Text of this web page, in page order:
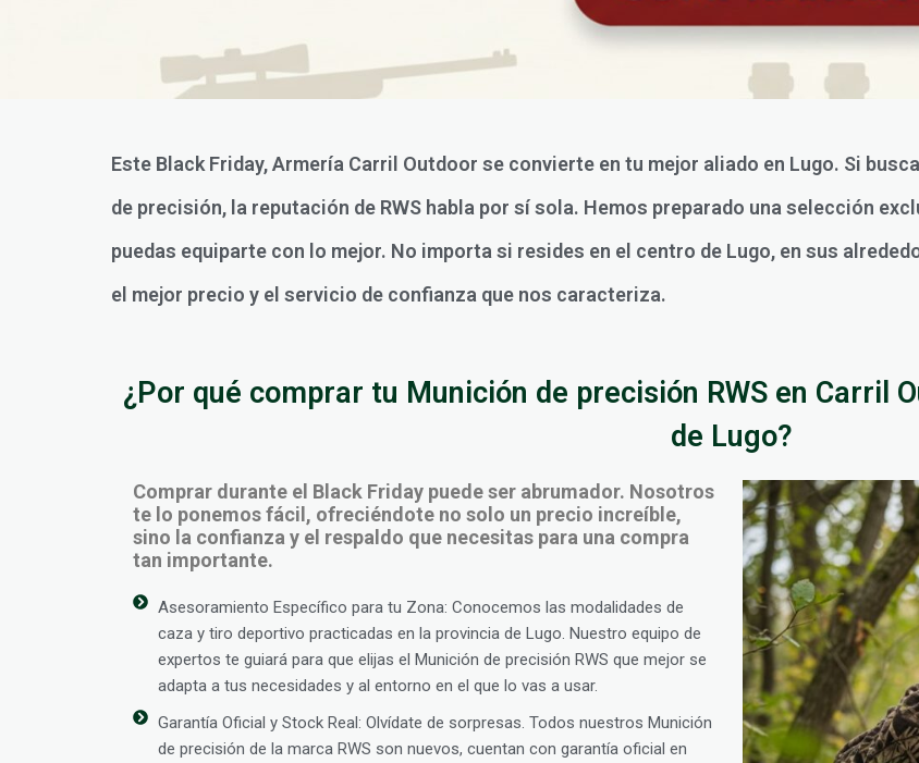
Este Black Friday, Armería Carril Outdoor se convierte en tu mejor aliado en Lugo. Si
de precisión, la reputación de RWS habla por sí sola. Hemos preparado una selección
puedas equiparte con lo mejor. No importa si resides en el centro de Lugo, en sus
el mejor precio y el servicio de confianza que nos caracteriza.
¿Por qué comprar tu Munición de precisión RWS en Carril
de Lugo?
Comprar durante el Black Friday puede ser abrumador. Nosotros
te lo ponemos fácil, ofreciéndote no solo un precio increíble,
sino la confianza y el respaldo que necesitas para una compra
tan importante.
Asesoramiento Específico para tu Zona: Conocemos las modalidades de
caza y tiro deportivo practicadas en la provincia de Lugo. Nuestro equipo de
expertos te guiará para que elijas el Munición de precisión RWS que mejor se
adapta a tus necesidades y al entorno en el que lo vas a usar.
Garantía Oficial y Stock Real: Olvídate de sorpresas. Todos nuestros Munición
de precisión de la marca RWS son nuevos, cuentan con garantía oficial en